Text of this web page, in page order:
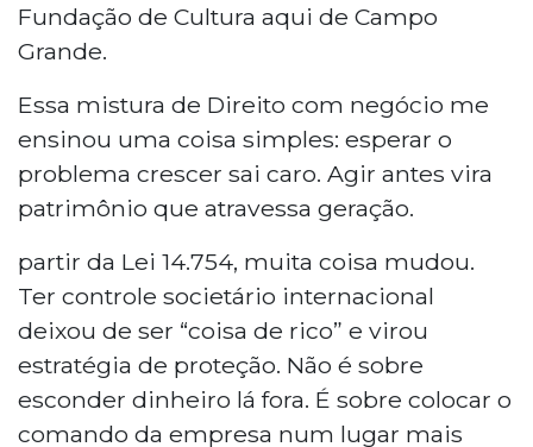
Fundação de Cultura aqui de Campo
Grande.
Essa mistura de Direito com negócio me
ensinou uma coisa simples: esperar o
problema crescer sai caro. Agir antes vira
patrimônio que atravessa geração.
partir da Lei 14.754, muita coisa mudou.
Ter controle societário internacional
deixou de ser “coisa de rico” e virou
estratégia de proteção. Não é sobre
esconder dinheiro lá fora. É sobre colocar o
comando da empresa num lugar mais